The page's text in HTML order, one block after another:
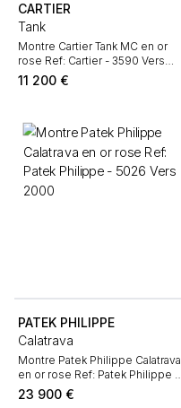
CARTIER
Tank
Montre Cartier Tank MC en or
rose Ref: Cartier - 3590 Vers
2010
11 200 €
PATEK PHILIPPE
Calatrava
Montre Patek Philippe Calatrava
en or rose Ref: Patek Philippe -
5026 Vers 2000
23 900 €